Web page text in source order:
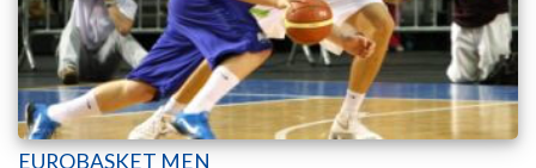
EUROBASKET MEN